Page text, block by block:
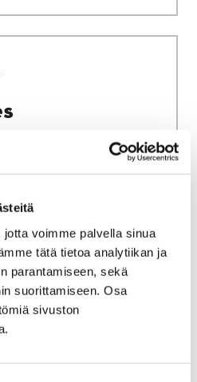
voimme palvella sinua
tätä tietoa analytiikan ja
parantamiseen, sekä
suorittamiseen. Osa
sivuston